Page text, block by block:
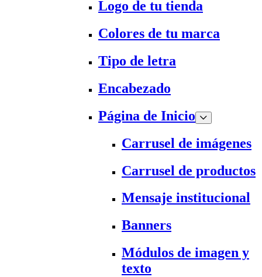
Logo de tu tienda
Colores de tu marca
Tipo de letra
Encabezado
Página de Inicio
Carrusel de imágenes
Carrusel de productos
Mensaje institucional
Banners
Módulos de imagen y
texto